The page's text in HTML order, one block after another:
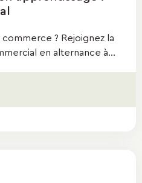
? Rejoignez la
en alternance à...